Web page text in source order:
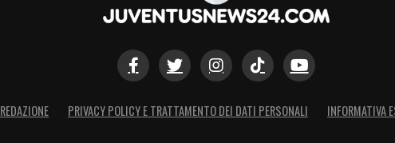
REDAZIONE PRIVACY POLICY E TRATTAMENTO DEI DATI PERSONALI INFORMATIVA